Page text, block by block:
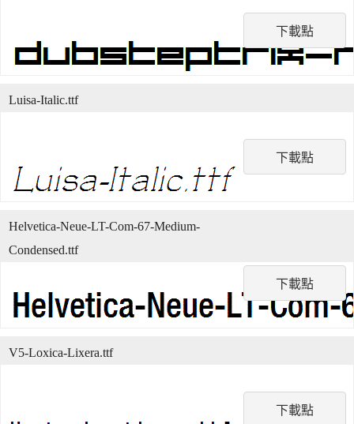
下載點
下載點
Luisa-Italic.ttf
下載點
Helvetica-Neue-LT-Com-67-Medium-
Condensed.ttf
下載點
V5-Loxica-Lixera.ttf